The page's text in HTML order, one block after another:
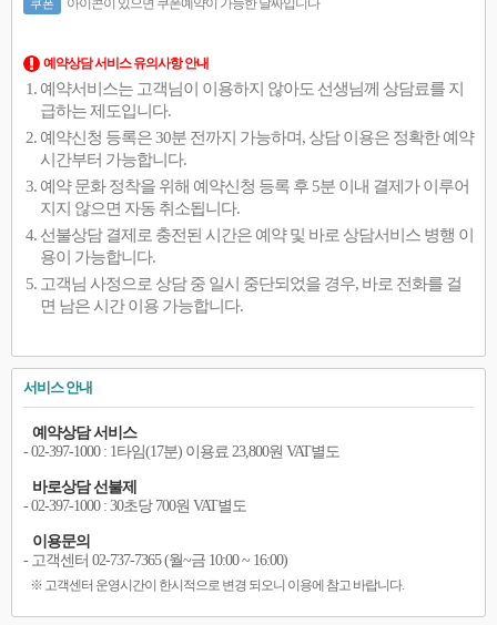
쿠폰 아이콘이 있으면 쿠폰예약이 가능한 날짜입니다
예약상담 서비스 유의사항 안내
예약서비스는 고객님이 이용하지 않아도 선생님께 상담료를 지
급하는 제도입니다.
예약신청 등록은 30분 전까지 가능하며, 상담 이용은 정확한 예약
시간부터 가능합니다.
예약 문화 정착을 위해 예약신청 등록 후 5분 이내 결제가 이루어
지지 않으면 자동 취소됩니다.
선불상담 결제로 충전된 시간은 예약 및 바로 상담서비스 병행 이
용이 가능합니다.
고객님 사정으로 상담 중 일시 중단되었을 경우, 바로 전화를 걸
면 남은 시간 이용 가능합니다.
서비스 안내
예약상담 서비스
- 02-397-1000 : 1타임(17분) 이용료 23,800원 VAT별도
바로상담 선불제
- 02-397-1000 : 30초당 700원 VAT별도
이용문의
- 고객센터 02-737-7365 (월~금 10:00 ~ 16:00)
※ 고객센터 운영시간이 한시적으로 변경 되오니 이용에 참고 바랍니다.